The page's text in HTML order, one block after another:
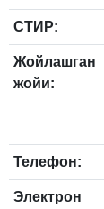
СТИР:
Жойлашган
жойи:
Телефон:
Электрон